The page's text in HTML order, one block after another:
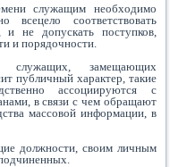
служащим необходимо
соответствовать
и не допускать поступков,
и порядочности.
служащих, замещающих
публичный характер, такие
ассоциируются с
в связи с чем обращают
массовой информации, в
должности, своим личным